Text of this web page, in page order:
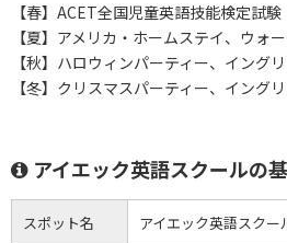
【春】ACET全国児童英語技能検定試験
【夏】アメリカ・ホームステイ、ウォ
【秋】ハロウィンパーティー、イング
【冬】クリスマスパーティー、イング
アイエック英語スクールの
スポット名 アイエック英語スクー